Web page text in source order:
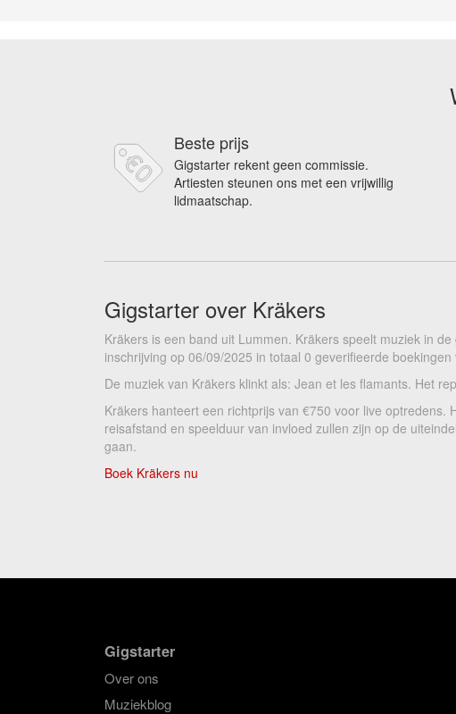
Beste prijs
Gigstarter rekent geen commissie.
Artiesten steunen ons met een vrijwillig
lidmaatschap.
Gigstarter over Kräkers
Kräkers is een band uit Lummen. Kräkers speelt muziek in
inschrijving op 06/09/2025 in totaal 0 geverifieerde
De muziek van Kräkers klinkt als: Jean et les flamants. Het
Kräkers hanteert een richtprijs van €750 voor live optredens.
reisafstand en speelduur van invloed zullen zijn op de
gaan.
Boek Kräkers nu
Gigstarter
Over ons
Muziekblog